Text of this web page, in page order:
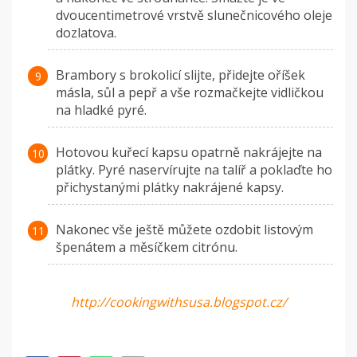
dvoucentimetrové vrstvě slunečnicového oleje
dozlatova.
Brambory s brokolicí slijte, přidejte oříšek
másla, sůl a pepř a vše rozmačkejte vidličkou
na hladké pyré.
Hotovou kuřecí kapsu opatrně nakrájejte na
plátky. Pyré naservírujte na talíř a poklaďte ho
přichystanými plátky nakrájené kapsy.
Nakonec vše ještě můžete ozdobit listovým
špenátem a měsíčkem citrónu.
http://cookingwithsusa.blogspot.cz/